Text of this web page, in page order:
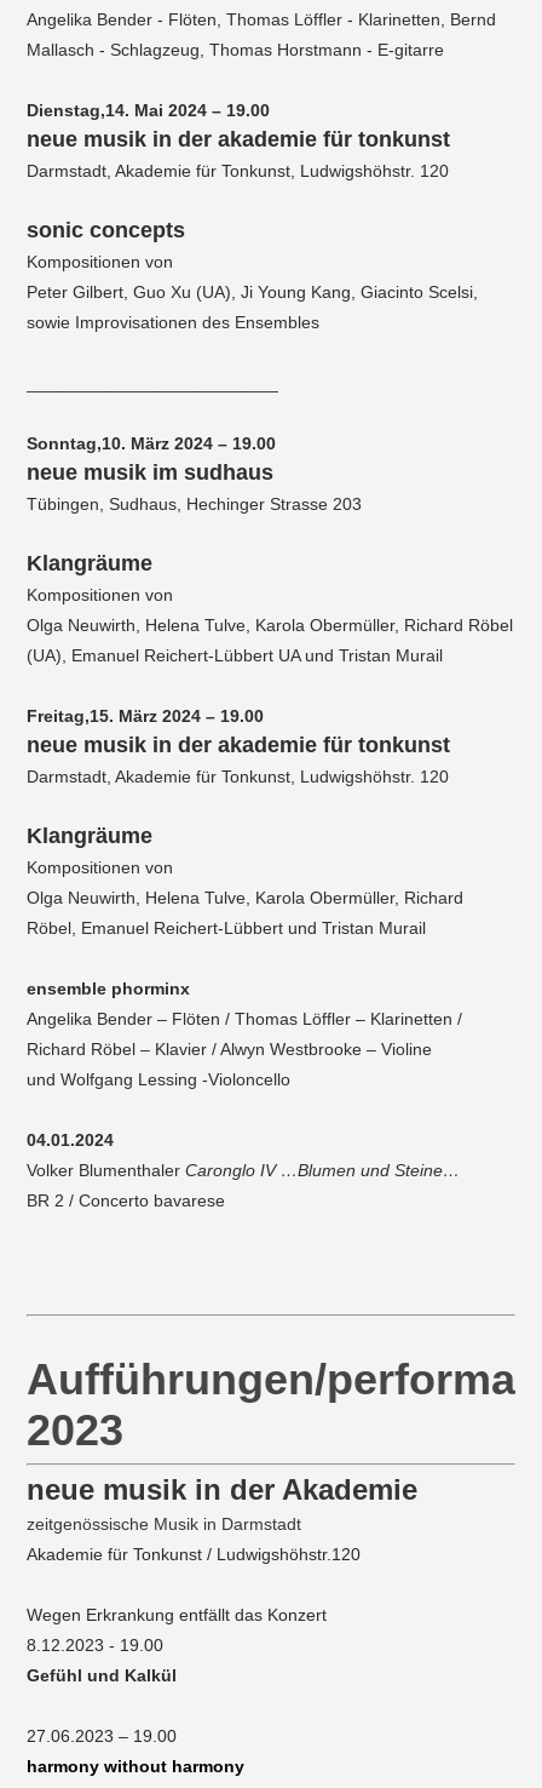
Angelika Bender - Flöten, Thomas Löffler - Klarinetten, Bernd
Mallasch - Schlagzeug, Thomas Horstmann - E-gitarre
Dienstag,14. Mai 2024 – 19.00
neue musik in der akademie für tonkunst
Darmstadt, Akademie für Tonkunst, Ludwigshöhstr. 120
sonic concepts
Kompositionen von
Peter Gilbert, Guo Xu (UA), Ji Young Kang, Giacinto Scelsi,
sowie Improvisationen des Ensembles
Sonntag,10. März 2024 – 19.00
neue musik im sudhaus
Tübingen, Sudhaus, Hechinger Strasse 203
Klangräume
Kompositionen von
Olga Neuwirth, Helena Tulve, Karola Obermüller, Richard Röbel
(UA), Emanuel Reichert-Lübbert UA und Tristan Murail
Freitag,15. März 2024 – 19.00
neue musik in der akademie für tonkunst
Darmstadt, Akademie für Tonkunst, Ludwigshöhstr. 120
Klangräume
Kompositionen von
Olga Neuwirth, Helena Tulve, Karola Obermüller, Richard
Röbel, Emanuel Reichert-Lübbert und Tristan Murail
ensemble phorminx
Angelika Bender – Flöten / Thomas Löffler – Klarinetten /
Richard Röbel – Klavier / Alwyn Westbrooke – Violine
und Wolfgang Lessing -Violoncello
04.01.2024
Volker BlumenthalerCaronglo IV …Blumen und Steine…
BR 2 / Concerto bavarese
Aufführungen/
2023
neue musik in der Akademie
zeitgenössische Musik in Darmstadt
Akademie für Tonkunst / Ludwigshöhstr.120
Wegen Erkrankung entfällt das Konzert
8.12.2023 - 19.00
Gefühl und Kalkül
27.06.2023 – 19.00
harmony without harmony